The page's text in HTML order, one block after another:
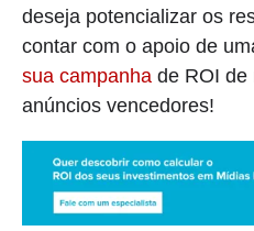
deseja potencializar os
contar com o apoio de
sua campanha de ROI de
anúncios vencedores!